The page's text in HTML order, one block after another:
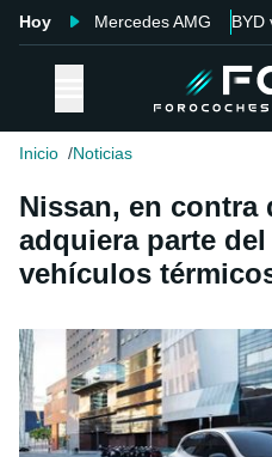
Hoy Mercedes AMG BYD
Inicio Noticias
Nissan, en contra
adquiera parte
vehículos